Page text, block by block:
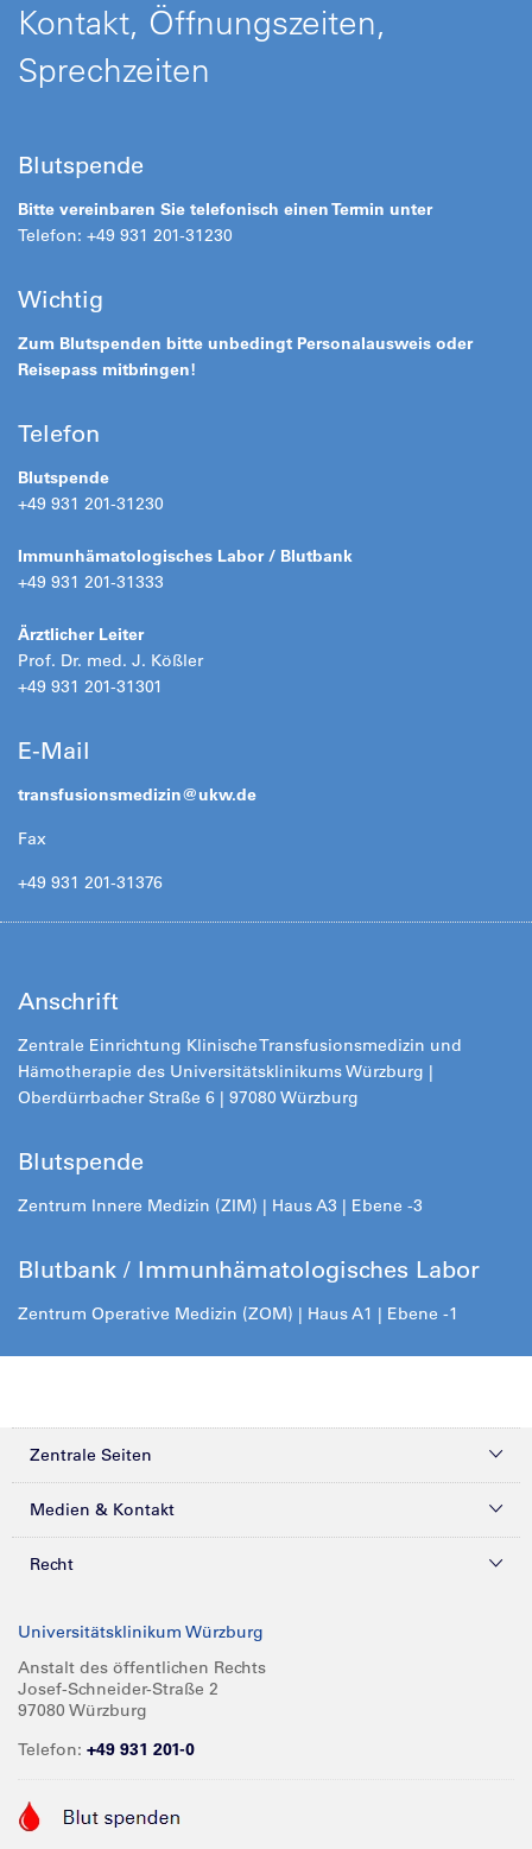
Kontakt, Öffnungszeiten,
Sprechzeiten
Blutspende
Bitte vereinbaren Sie telefonisch einen Termin unter
Telefon: +49 931 201-31230
Wichtig
Zum Blutspenden bitte unbedingt Personalausweis oder
Reisepass mitbringen!
Telefon
Blutspende
+49 931 201-31230
Immunhämatologisches Labor / Blutbank
+49 931 201-31333
Ärztlicher Leiter
Prof. Dr. med. J. Kößler
+49 931 201-31301
E-Mail
transfusionsmedizin@ukw.de
Fax
+49 931 201-31376
Anschrift
Zentrale Einrichtung Klinische Transfusionsmedizin und
Hämotherapie des Universitätsklinikums Würzburg |
Oberdürrbacher Straße 6 | 97080 Würzburg
Blutspende
Zentrum Innere Medizin (ZIM) | Haus A3 | Ebene -3
Blutbank / Immunhämatologisches Labor
Zentrum Operative Medizin (ZOM) | Haus A1 | Ebene -1
Zentrale Seiten
Kliniken & Zentren
Forschung
Karriere
Medien & Kontakt
Presse
Glossar
Spenden
Anreise
Recht
Compliance
Impressum
Barrierefreiheit
Universitätsklinikum Würzburg
Anstalt des öffentlichen Rechts
Josef-Schneider-Straße 2
97080 Würzburg
Telefon: +49 931 201-0